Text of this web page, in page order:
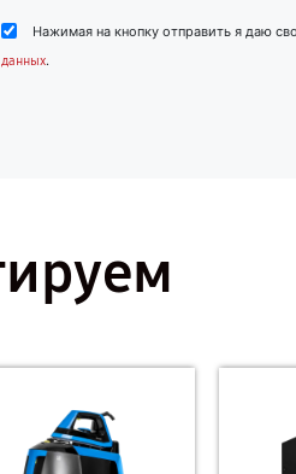
Нажимая на кнопку отправить я даю
данных.